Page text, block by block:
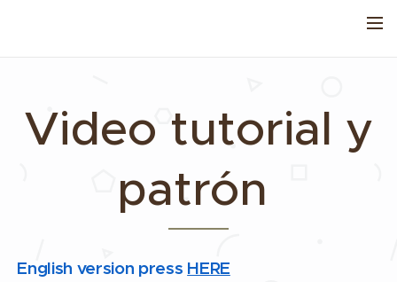
Video tutorial y
patrón
English version press HERE